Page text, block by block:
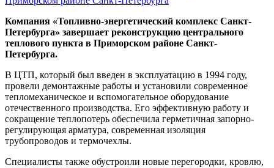
Компания «Топливно-энергетический комплекс Санкт-
Петербурга» завершает реконструкцию центрального
теплового пункта в Приморском районе Санкт-
Петербурга.
В ЦТП, который был введен в эксплуатацию в 1994 году,
провели демонтажные работы и установили современное
тепломеханическое и вспомогательное оборудование
отечественного производства. Его эффективную работу и
сокращение теплопотерь обеспечила герметичная запорно-
регулирующая арматура, современная изоляция
трубопроводов и термочехлы.
Специалисты также обустроили новые перегородки, кровлю,